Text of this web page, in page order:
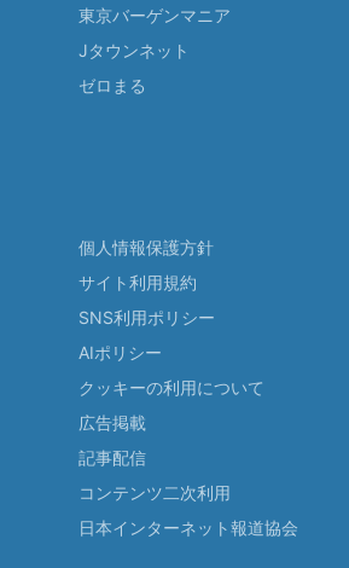
東京バーゲンマニア
Jタウンネット
ゼロまる
個人情報保護方針
サイト利用規約
SNS利用ポリシー
AIポリシー
クッキーの利用について
広告掲載
記事配信
コンテンツ二次利用
日本インターネット報道協会